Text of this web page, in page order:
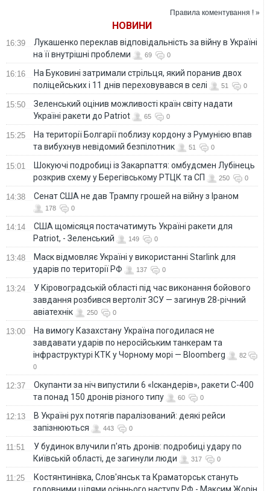
Правила коментування ! »
НОВИНИ
16:39
Лукашенко переклав відповідальність за війну в Україні
на її внутрішні проблеми
69 0
16:16
На Буковині затримали стрільця, який поранив двох
поліцейських і 11 днів переховувався в селі
51 0
15:50
Зеленський оцінив можливості країн світу надати
Україні ракети до Patriot
65 0
15:25
На території Болгарії поблизу кордону з Румунією впав
та вибухнув невідомий безпілотник
51 0
15:01
Шокуючі подробиці із Закарпаття: омбудсмен Лубінець
розкрив схему у Берегівському РТЦК та СП
250 0
14:38 Сенат США не дав Трампу грошей на війну з Іраном
178 0
14:14
США щомісяця постачатимуть Україні ракети для
Patriot, - Зеленський
149 0
13:48
Маск відмовляє Україні у використанні Starlink для
ударів по території РФ
137 0
13:24
У Кіровоградській області під час виконання бойового
завдання розбився вертоліт ЗСУ — загинув 28-річний
авіатехнік
250 0
13:00
На вимогу Казахстану Україна погодилася не
завдавати ударів по неросійським танкерам та
інфраструктурі КТК у Чорному морі — Bloomberg
82
0
12:37
Окупанти за ніч випустили 6 «Іскандерів», ракети С-400
та понад 150 дронів різного типу
60 0
12:13
В Україні рух потягів паралізований: деякі рейси
запізнюються
443 0
11:51
У будинок влучили п'ять дронів: подробиці удару по
Київській області, де загинули люди
317 0
11:25
Костянтинівка, Слов'янськ та Краматорськ стануть
головними цілями осіннього наступу РФ - Максим Жорін